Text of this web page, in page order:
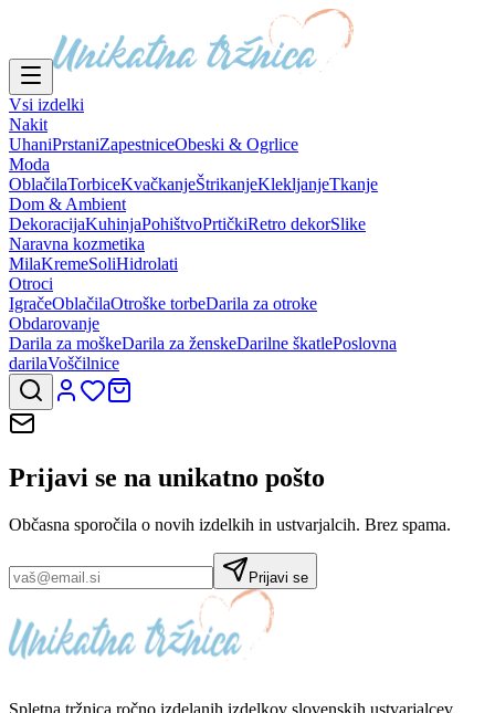
Vsi izdelki
Nakit
UhaniPrstaniZapestniceObeski & Ogrlice
Moda
OblačilaTorbiceKvačkanjeŠtrikanjeKlekljanjeTkanje
Dom & Ambient
DekoracijaKuhinjaPohištvoPrtičkiRetro dekorSlike
Naravna kozmetika
MilaKremeSoliHidrolati
Otroci
IgračeOblačilaOtroške torbeDarila za otroke
Obdarovanje
Darila za moškeDarila za ženskeDarilne škatlePoslovna
darilaVoščilnice
Prijavi se na unikatno pošto
Občasna sporočila o novih izdelkih in ustvarjalcih. Brez spama.
Prijavi se
Spletna tržnica ročno izdelanih izdelkov slovenskih ustvarjalcev.